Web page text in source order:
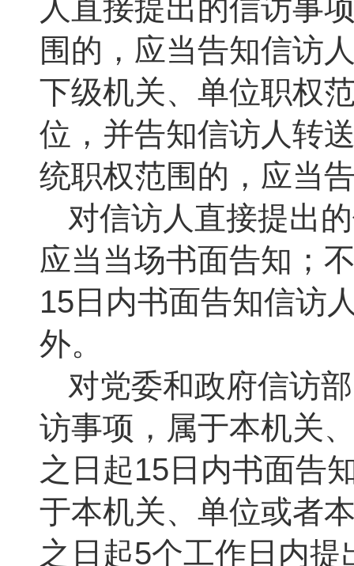
人直接提出的信访事
围的，应当告知信访
下级机关、单位职权
位，并告知信访人转
统职权范围的，应当
对信访人直接提出
应当当场书面告知；
15日内书面告知信访
外。
对党委和政府信访
访事项，属于本机关
之日起15日内书面告
于本机关、单位或者
之日起5个工作日内